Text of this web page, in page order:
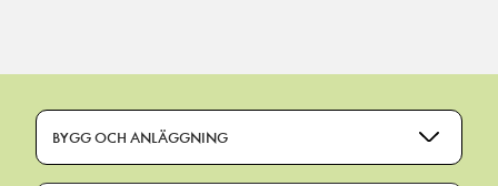
BYGG OCH ANLÄGGNING